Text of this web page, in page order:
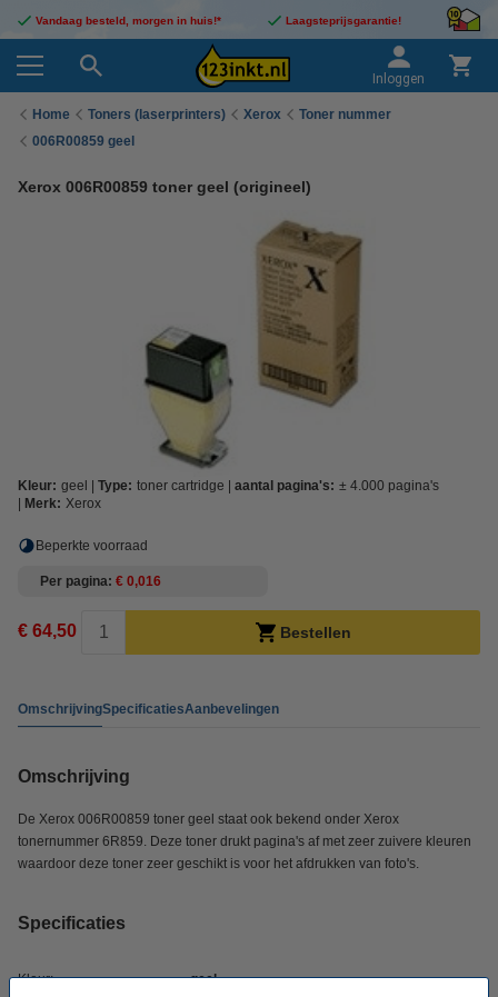
Vandaag besteld, morgen in huis!* Laagsteprijsgarantie!
Inloggen
Home Toners (laserprinters) Xerox
Toner nummer
006R00859 geel
Xerox 006R00859 toner geel (origineel)
Kleur: geel Type: toner cartridge aantal pagina's: ± 4.000 pagina's
Merk: Xerox
Beperkte voorraad
Per pagina € 0,016
€ 64,50 Bestellen
OmschrijvingSpecificatiesAanbevelingen
Omschrijving
De Xerox 006R00859 toner geel staat ook bekend onder Xerox
tonernummer 6R859. Deze toner drukt pagina's af met zeer zuivere kleuren
waardoor deze toner zeer geschikt is voor het afdrukken van foto's.
Specificaties
Kleur: geel